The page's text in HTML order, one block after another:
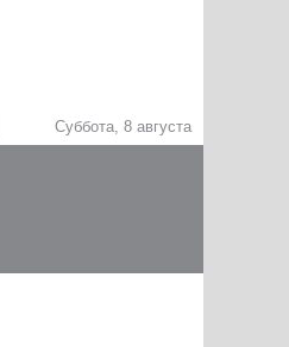
Суббота, 8 августа